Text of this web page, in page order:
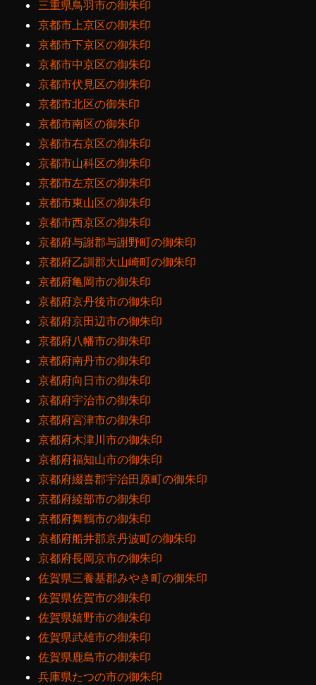
三重県鳥羽市の御朱印
京都市上京区の御朱印
京都市下京区の御朱印
京都市中京区の御朱印
京都市伏見区の御朱印
京都市北区の御朱印
京都市南区の御朱印
京都市右京区の御朱印
京都市山科区の御朱印
京都市左京区の御朱印
京都市東山区の御朱印
京都市西京区の御朱印
京都府与謝郡与謝野町の御朱印
京都府乙訓郡大山崎町の御朱印
京都府亀岡市の御朱印
京都府京丹後市の御朱印
京都府京田辺市の御朱印
京都府八幡市の御朱印
京都府南丹市の御朱印
京都府向日市の御朱印
京都府宇治市の御朱印
京都府宮津市の御朱印
京都府木津川市の御朱印
京都府福知山市の御朱印
京都府綴喜郡宇治田原町の御朱印
京都府綾部市の御朱印
京都府舞鶴市の御朱印
京都府船井郡京丹波町の御朱印
京都府長岡京市の御朱印
佐賀県三養基郡みやき町の御朱印
佐賀県佐賀市の御朱印
佐賀県嬉野市の御朱印
佐賀県武雄市の御朱印
佐賀県鹿島市の御朱印
兵庫県たつの市の御朱印